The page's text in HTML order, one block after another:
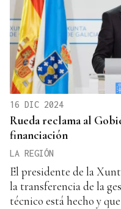
16 DIC 2024
Rueda reclama al
financiación
LA REGIÓN
El presidente de la
la transferencia de la
técnico está hecho y